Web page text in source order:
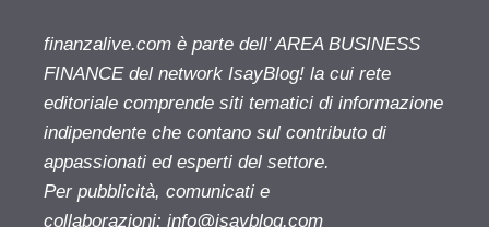
finanzalive.com è parte dell' AREA BUSINESS
FINANCE del network IsayBlog! la cui rete
editoriale comprende siti tematici di informazione
indipendente che contano sul contributo di
appassionati ed esperti del settore.
Per pubblicità, comunicati e
collaborazioni: info@isayblog.com